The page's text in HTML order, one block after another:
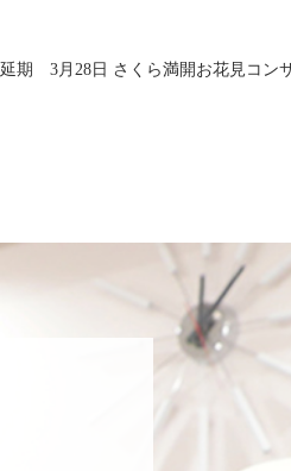
延期 3月28日 さくら満開お花見コン